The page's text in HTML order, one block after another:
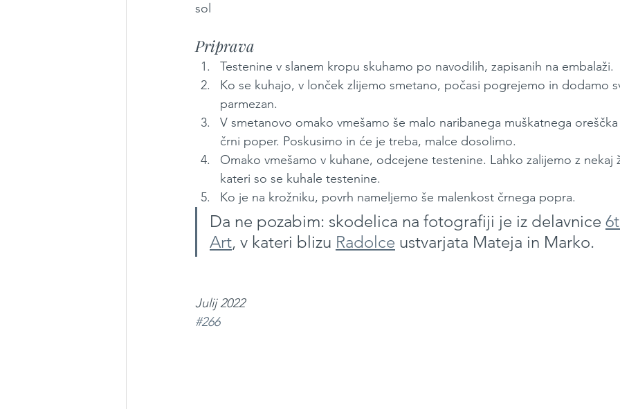
sol
Priprava
Testenine v slanem kropu skuhamo po navodilih, zapisanih na embalaži.
Ko se kuhajo, v lonček zlijemo smetano, počasi pogrejemo in dodamo
parmezan.
V smetanovo omako vmešamo še malo naribanega muškatnega
črni poper. Poskusimo in će je treba, malce dosolimo.
Omako vmešamo v kuhane, odcejene testenine. Lahko zalijemo z nekaj
kateri so se kuhale testenine.
Ko je na krožniku, povrh nameljemo še malenkost črnega popra.
Da ne pozabim: skodelica na fotografiji je iz delavnice
Art, v kateri blizu Radolce ustvarjata Mateja in Marko.
Julij 2022
#266